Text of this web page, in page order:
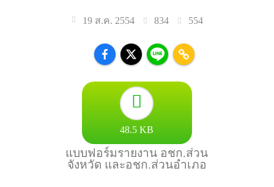
19 ส.ค. 2554 834 554
48.5 KB
แบบฟอร์มรายงาน อชก.ส่วน
จังหวัด และอชก.ส่วนอำเภอ